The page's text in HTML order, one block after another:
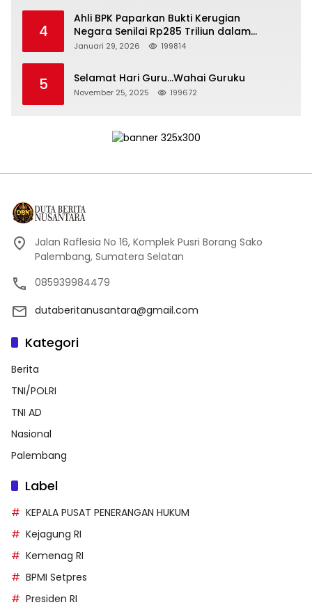
4
Ahli BPK Paparkan Bukti Kerugian
Negara Senilai Rp285 Triliun dalam
Persidangan Korupsi PT Pertamina
Januari 29, 2026 199814
5 Selamat Hari Guru…Wahai Guruku
November 25, 2025 199672
Jalan Raflesia No 16, Komplek Pusri Borang Sako
Palembang, Sumatera Selatan
085939984479
dutaberitanusantara@gmail.com
Kategori
Berita
TNI/POLRI
TNI AD
Nasional
Palembang
Label
KEPALA PUSAT PENERANGAN HUKUM
Kejagung RI
Kemenag RI
BPMI Setpres
Presiden RI